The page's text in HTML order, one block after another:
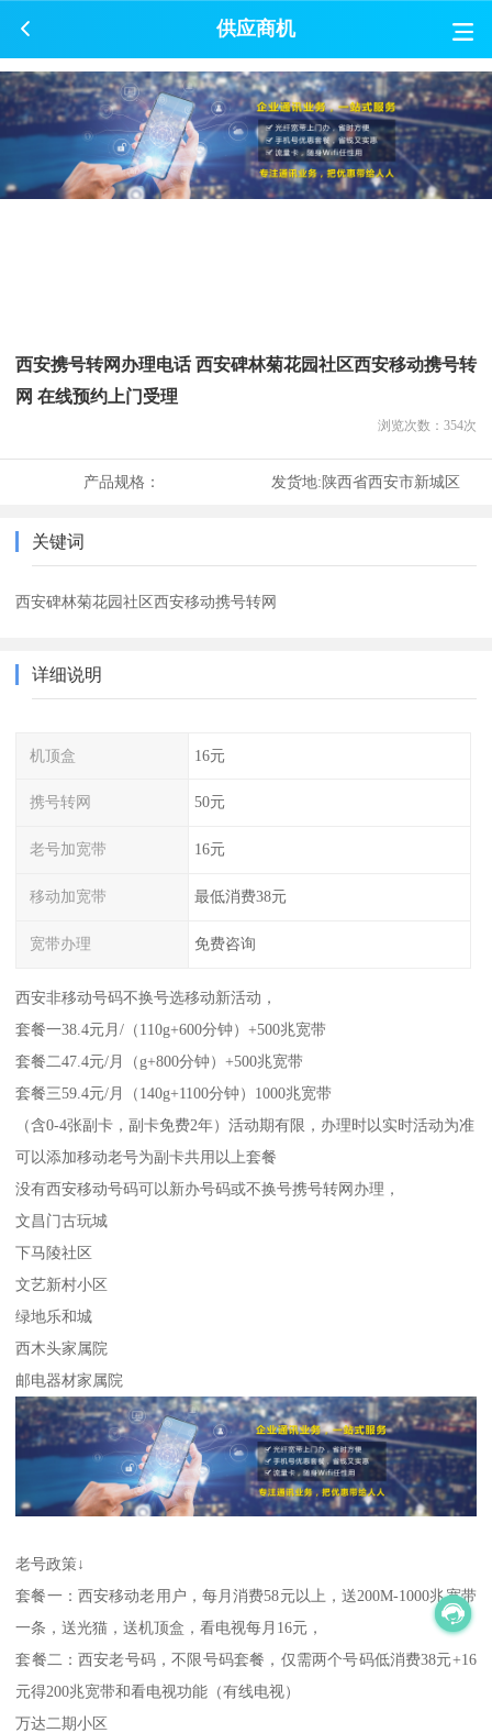
供应商机
西安携号转网办理电话 西安碑林菊花园社区西安移动携号转
网 在线预约上门受理
浏览次数： 354次
产品规格： 发货地:陕西省西安市新城区
关键词
西安碑林菊花园社区西安移动携号转网
详细说明
机顶盒 16元
携号转网 50元
老号加宽带 16元
移动加宽带 最低消费38元
宽带办理 免费咨询
西安非移动号码不换号选移动新活动，
套餐一38.4元月/（110g+600分钟）+500兆宽带
套餐二47.4元/月（g+800分钟）+500兆宽带
套餐三59.4元/月（140g+1100分钟）1000兆宽带
（含0-4张副卡，副卡免费2年）活动期有限，办理时以实时活动为准
可以添加移动老号为副卡共用以上套餐
没有西安移动号码可以新办号码或不换号携号转网办理，
文昌门古玩城
下马陵社区
文艺新村小区
绿地乐和城
西木头家属院
邮电器材家属院
老号政策↓
套餐一：西安移动老用户，每月消费58元以上，送200M-1000兆宽带
一条，送光猫，送机顶盒，看电视每月16元，
套餐二：西安老号码，不限号码套餐，仅需两个号码低消费38元+16
元得200兆宽带和看电视功能（有线电视）
万达二期小区